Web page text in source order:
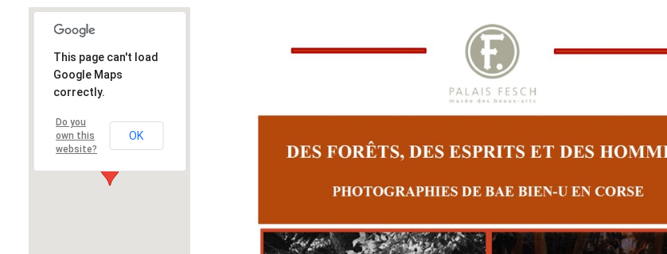
This page can't load
Google Maps
correctly.
Do you
own this
website?
OK